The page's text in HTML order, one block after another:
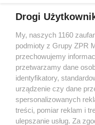
Żaden utwór zamieszczony w
rozpowszechniany lub dalej
tym także elektroniczny lub
eksploatacji w jakiejkolwiek
Internecie bez pisemnej
wykorzystanie utworów w
tzn. bez właściwej zgody, jest
ścigane prawnie.
Drogi
My, naszych 1160
podmioty z Grupy ZPR
przechowujemy
przetwarzamy dane
identyfikatory,
urządzenie czy dane
spersonalizowanych
treści, pomiar reklam i
ulepszanie usług. Za